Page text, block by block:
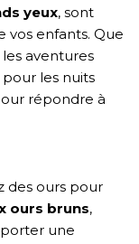
yeux, sont
vos enfants. Que
aventures
les nuits
répondre à
des ours pour
ours bruns,
une